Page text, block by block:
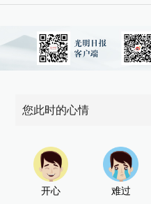
您此时的心情
开心 难过